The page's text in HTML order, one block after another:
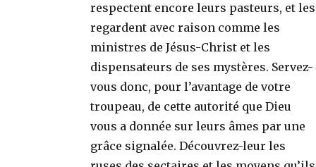
respectent encore leurs pasteurs, et les
regardent avec raison comme les
ministres de Jésus-Christ et les
dispensateurs de ses mystères. Servez-
vous donc, pour l’avantage de votre
troupeau, de cette autorité que Dieu
vous a donnée sur leurs âmes par une
grâce signalée. Découvrez-leur les